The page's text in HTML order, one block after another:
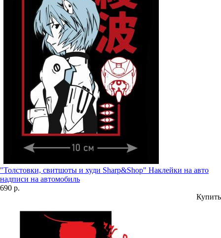
"Толстовки, свитшоты и худи Sharp&Shop" Наклейки на авто
надписи на автомобиль
690 р.
Купить